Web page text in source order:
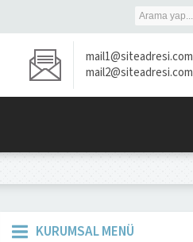
mail1@siteadresi.com
mail2@siteadresi.com
KURUMSAL MENÜ